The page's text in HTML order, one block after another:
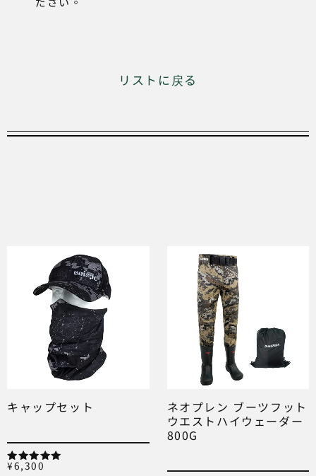
リストに戻る
キャップセット
5段階中
¥6,300
ネオプレン ブーツフット
ウエストハイウェーダー
800G